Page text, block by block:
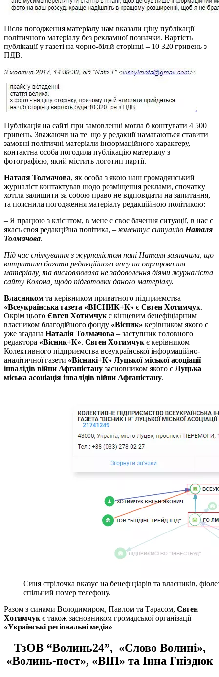
Після погодження матеріалу нам вказали ціну публікації
політичного матеріалу без рекламної позначки. Вартість
публікації у газеті на чорно-білій сторінці – 10 320 гривень з
ПДВ.
Публікація на сайті при замовленні могла б коштувати 4 500
гривень. Зважаючи на те, що у редакції намагаються ставити
замовні політичні матеріали інформаційного характеру,
контактна особа погодила публікацію матеріалу з
фотографією, який містить логотип партії.
Наталя Толмачова, як особа з якою наш громадянський
журналіст контактував щодо розміщення реклами, спочатку
хотіла залишити за собою право не відповідати на запитання,
та пояснила погодження матеріалу редакційною політикою:
– Я працюю з клієнтом, в мене є своє бачення ситуації, в нас є
якась своя редакційна політика, – коментує ситуацію Наталя
Толмачова.
Під час спілкування з журналістом пані Наталя зазначила, що
витратила багато редакційного часу на опрацювання
матеріалу, та висловлювала не задоволення діями журналіста
сайту Колона, щодо підготовки даного матеріалу.
Власником та керівником приватного підприємства
«Всеукраїнська газета «ВІСНИК+К» є Євген Хотимчук.
Окрім цього Євген Хотимчук є кінцевим бенефіціарним
власником благодійного фонду «Вісник» керівником якого є
уже згадана Наталія Толмачова – заступник головного
редактора «Вісник+К». Євген Хотимчук є керівником
Колективного підприємства всеукраїнської інформаційно-
аналітичної газети «Вісникі+К» Луцької міської асоціації
інвалідів війни Афганістану засновником якого є Луцька
міська асоціація інвалідів війни Афганістану.
Синя стрілочка вказує на бенефіціарів та власників,
спільний номер телефону.
Разом з синами Володимиром, Павлом та Тарасом, Євген
Хотимчук є також засновником громадської організації
«Українські регіональні медіа».
ТзОВ “Волинь24”, «Слово Волині»,
«Волинь-пост», «ВІП» та Інна Гніздюк